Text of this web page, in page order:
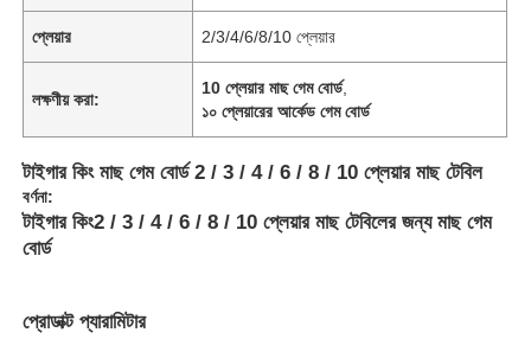
প্লেয়ার 2/3/4/6/8/10 প্লেয়ার
লক্ষণীয় করা:
10 প্লেয়ার মাছ গেম বোর্ড,
১০ প্লেয়ারের আর্কেড গেম বোর্ড
টাইগার কিং মাছ গেম বোর্ড 2 / 3 / 4 / 6 / 8 / 10 প্লেয়ার মাছ টেবিল
বর্ণনা:
টাইগার কিং2 / 3 / 4 / 6 / 8 / 10 প্লেয়ার মাছ টেবিলের জন্য মাছ গেম
বোর্ড
প্রোডাক্ট প্যারামিটার